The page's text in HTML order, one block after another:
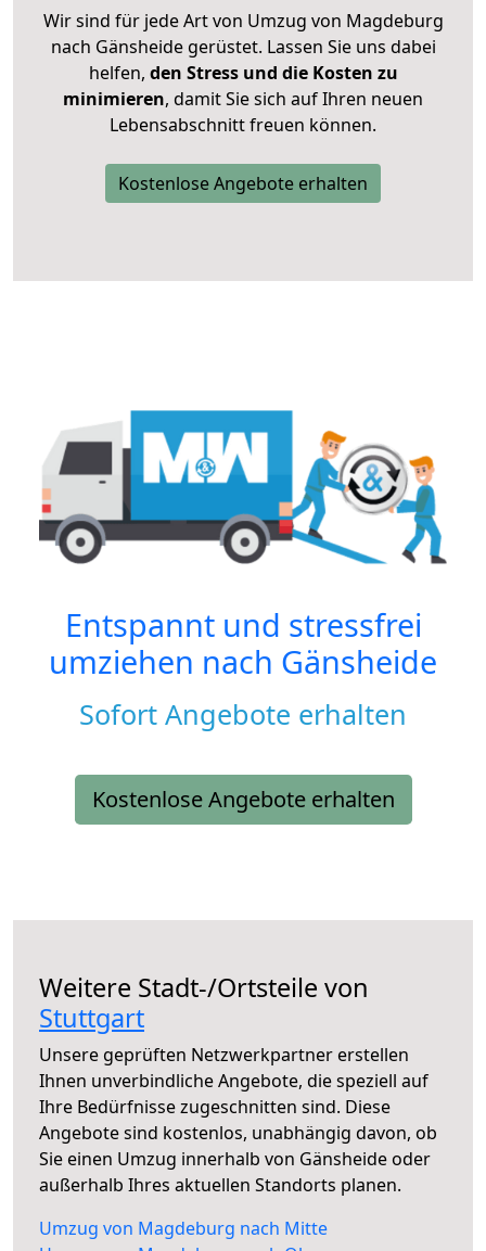
Wir sind für jede Art von Umzug von Magdeburg
nach Gänsheide gerüstet. Lassen Sie uns dabei
helfen, den Stress und die Kosten zu
minimieren, damit Sie sich auf Ihren neuen
Lebensabschnitt freuen können.
Kostenlose Angebote erhalten
Entspannt und stressfrei
umziehen nach Gänsheide
Sofort Angebote erhalten
Kostenlose Angebote erhalten
Weitere Stadt-/Ortsteile von
Stuttgart
Unsere geprüften Netzwerkpartner erstellen
Ihnen unverbindliche Angebote, die speziell auf
Ihre Bedürfnisse zugeschnitten sind. Diese
Angebote sind kostenlos, unabhängig davon, ob
Sie einen Umzug innerhalb von Gänsheide oder
außerhalb Ihres aktuellen Standorts planen.
Umzug von Magdeburg nach Mitte